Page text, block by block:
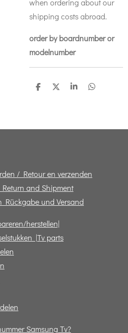
when ordering about our
shipping costs abroad.
order by boardnumber or
modelnumber
D
D
S
D
/ Retour en verzenden
and Shipment
Rückgabe und Versand
herstellen|
|Tv parts
Samsung Tv?